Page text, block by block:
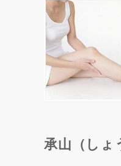
承山（しょ